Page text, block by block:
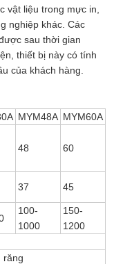
vật liệu trong mực in,
nghiệp khác. Các
sau thời gian
thiết bị này có tính
của khách hàng.
MYM48A MYM60A
48 60
37 45
100-
1000
150-
1200
răng